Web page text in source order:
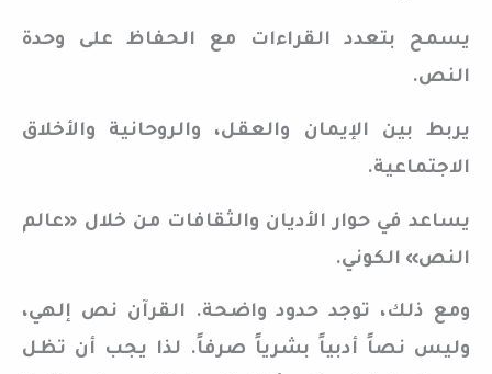
يسمح بتعدد القراءات مع الحفاظ على وحدة
النص.
يربط بين الإيمان والعقل، والروحانية والأخلاق
الاجتماعية.
يساعد في حوار الأديان والثقافات من خلال «عالم
النص» الكوني.
ومع ذلك، توجد حدود واضحة. القرآن نص إلهي،
وليس نصاً أدبياً بشرياً صرفاً. لذا يجب أن تظل